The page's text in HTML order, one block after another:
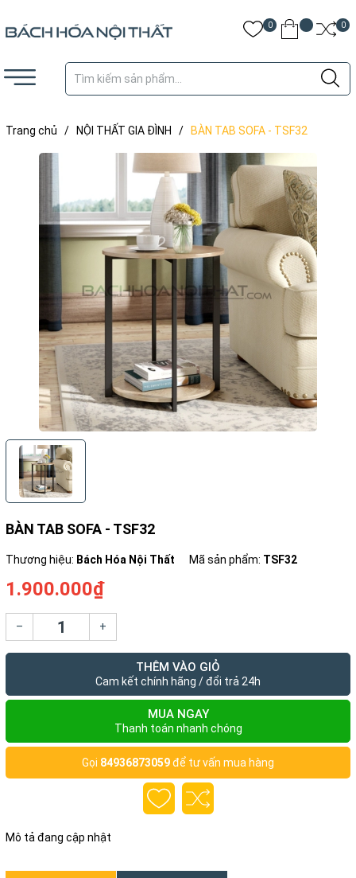
0 0
Trang chủ / NỘI THẤT GIA ĐÌNH / BÀN TAB SOFA - TSF32
BÀN TAB SOFA - TSF32
Thương hiệu: Bách Hóa Nội Thất Mã sản phẩm: TSF32
1.900.000₫
– +
THÊM VÀO GIỎ
Cam kết chính hãng / đổi trả 24h
MUA NGAY
Thanh toán nhanh chóng
Gọi 84936873059để tư vấn mua hàng
Mô tả đang cập nhật